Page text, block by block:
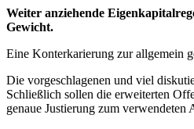
Weiter anziehende
Gewicht.
Eine Konterkarierung zur allgemein
Die vorgeschlagenen und viel
Schließlich sollen die erweiterten
genaue Justierung zum